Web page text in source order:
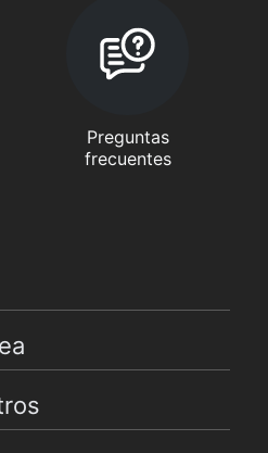
Preguntas
frecuentes